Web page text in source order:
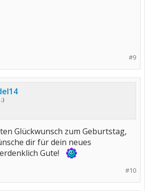
#9
Glückwunsch zum Geburtstag,
dir für dein neues
Gute!
#10